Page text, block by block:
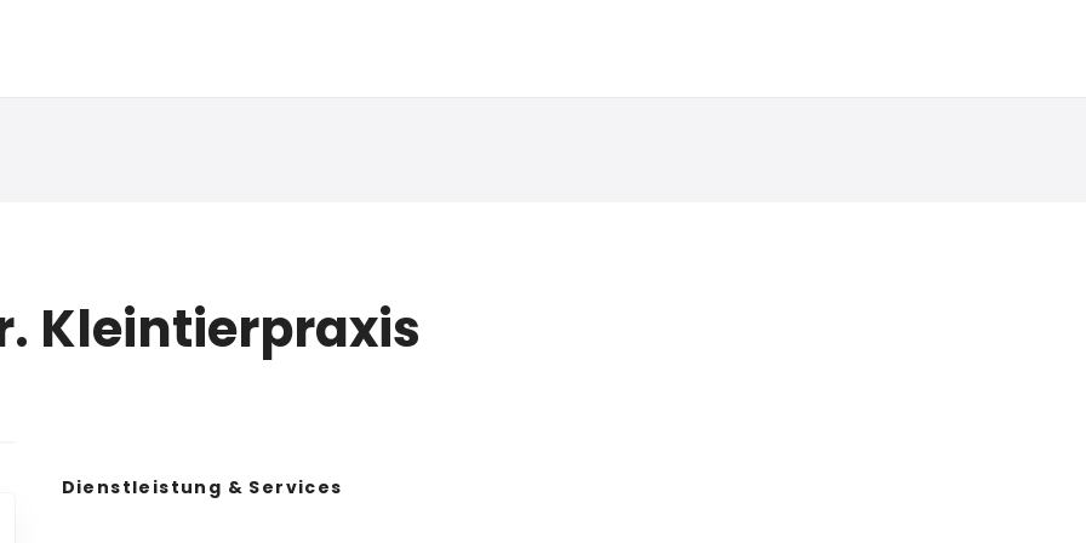
Kleintierpraxis
Dienstleistung & Services